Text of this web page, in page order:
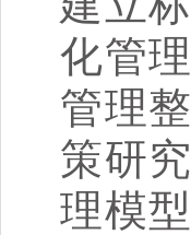
化管
管理
策研
理模